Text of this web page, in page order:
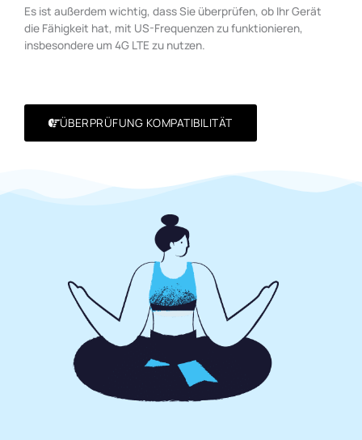
Es ist außerdem wichtig, dass Sie überprüfen, ob Ihr Gerät
die Fähigkeit hat, mit US-Frequenzen zu funktionieren,
insbesondere um 4G LTE zu nutzen.
ÜBERPRÜFUNG KOMPATIBILITÄT